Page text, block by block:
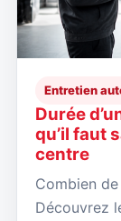
Entretien
Durée
qu’il faut
centre
Combien
Découvrez